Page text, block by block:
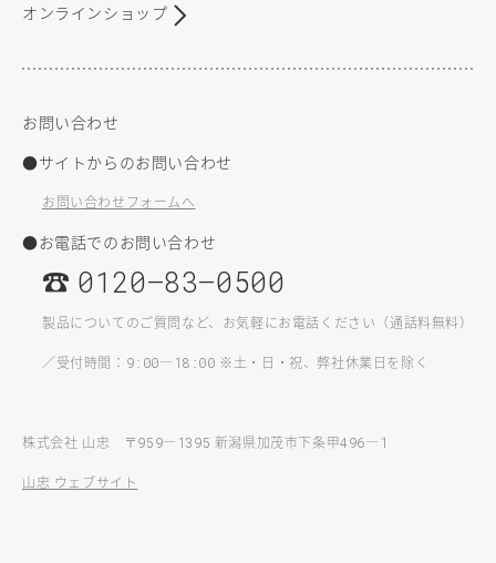
オンラインショップ
お問い合わせ
●サイトからのお問い合わせ
お問い合わせフォームへ
●お電話でのお問い合わせ
☎ 0120–83–0500
製品についてのご質問など、お気軽にお電話ください（通話料無料）
／受付時間： 9:00— 18:00 ※土・日・祝、弊社休業日を除く
株式会社 山忠 〒959— 1395 新潟県加茂市下条甲496— 1
山忠 ウェブサイト